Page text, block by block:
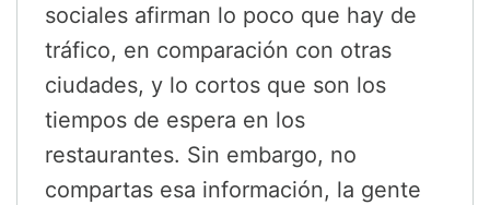
sociales afirman lo poco que hay de
tráfico, en comparación con otras
ciudades, y lo cortos que son los
tiempos de espera en los
restaurantes. Sin embargo, no
compartas esa información, la gente